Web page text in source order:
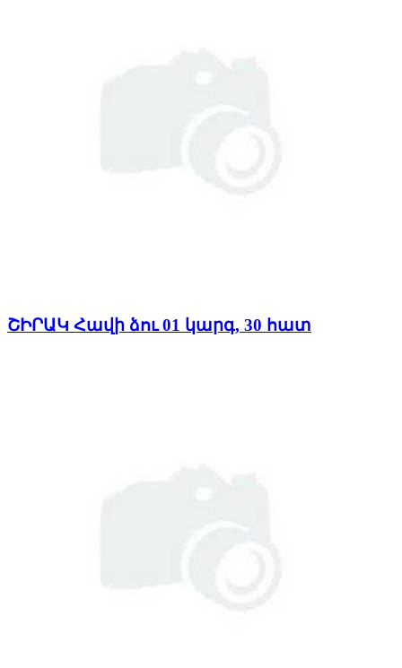
ՇԻՐԱԿ Հավի ձու 01 կարգ, 30 հատ